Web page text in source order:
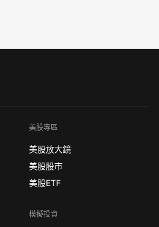
美股專區
美股放大鏡
美股股市
美股ETF
模擬投資